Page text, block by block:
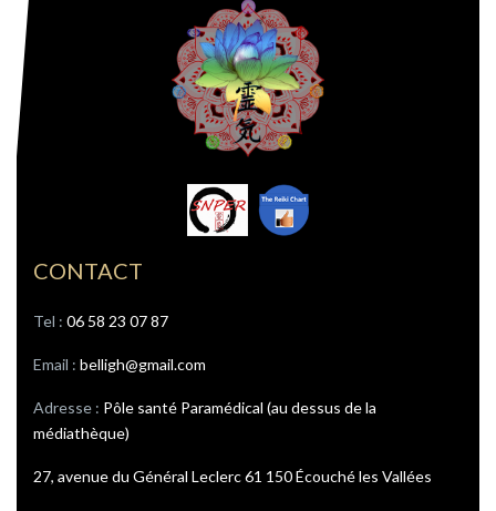
CONTACT
Tel : ‭ 06 58 23 07 87
Email : belligh@gmail.com
Adresse : Pôle santé Paramédical (au dessus de la
médiathèque)
27, avenue du Général Leclerc 61 150 Écouché les Vallées